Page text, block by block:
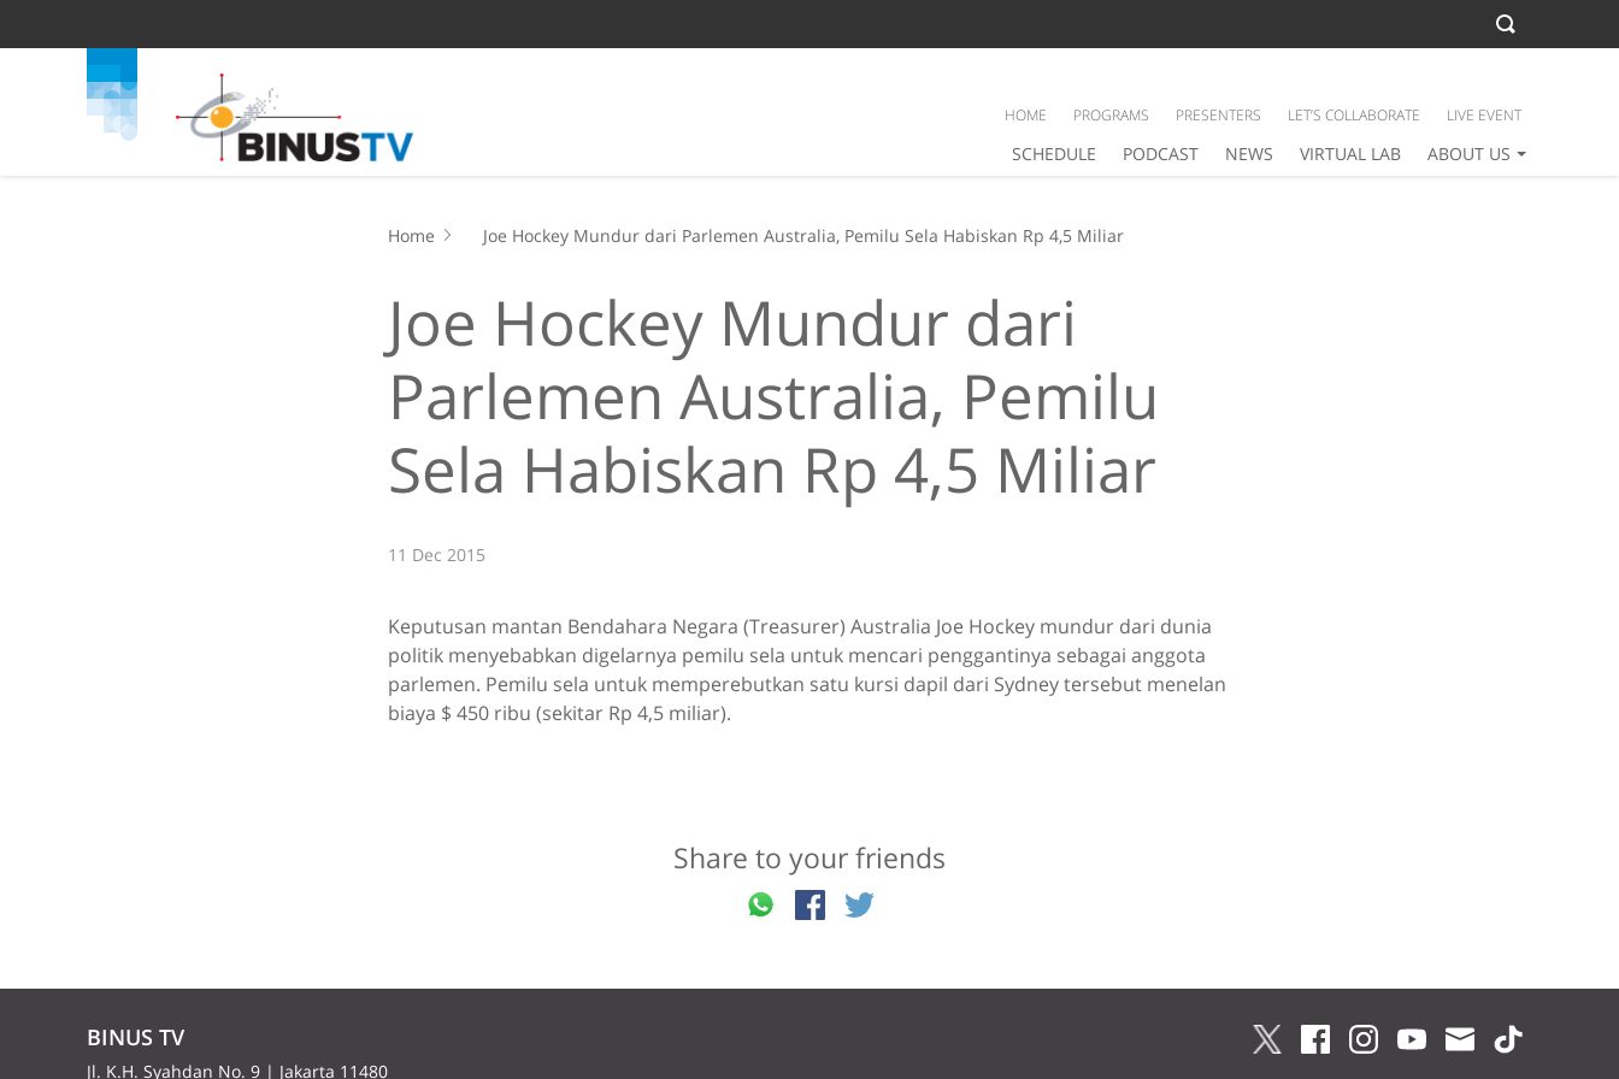
SCHEDULE PODCAST NEWS VIRTUAL LAB ABOUT US
HOME PROGRAMS PRESENTERS LET’S COLLABORATE LIVE EVENT
Home Joe Hockey Mundur dari Parlemen Australia, Pemilu Sela Habiskan Rp 4,5 Miliar
Joe Hockey Mundur dari
Parlemen Australia, Pemilu
Sela Habiskan Rp 4,5 Miliar
11 Dec 2015
Keputusan mantan Bendahara Negara (Treasurer) Australia Joe Hockey mundur dari dunia
politik menyebabkan digelarnya pemilu sela untuk mencari penggantinya sebagai anggota
parlemen. Pemilu sela untuk memperebutkan satu kursi dapil dari Sydney tersebut menelan
biaya $ 450 ribu (sekitar Rp 4,5 miliar).
Share to your friends
BINUS TV
Jl. K.H. Syahdan No. 9 | Jakarta 11480